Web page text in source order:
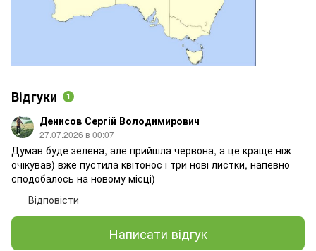
Відгуки 1
Денисов Сергій Володимирович
27.07.2026 в 00:07
Думав буде зелена, але прийшла червона, а це краще ніж
очікував) вже пустила квітонос і три нові листки, напевно
сподобалось на новому місці)
Відповісти
Написати відгук